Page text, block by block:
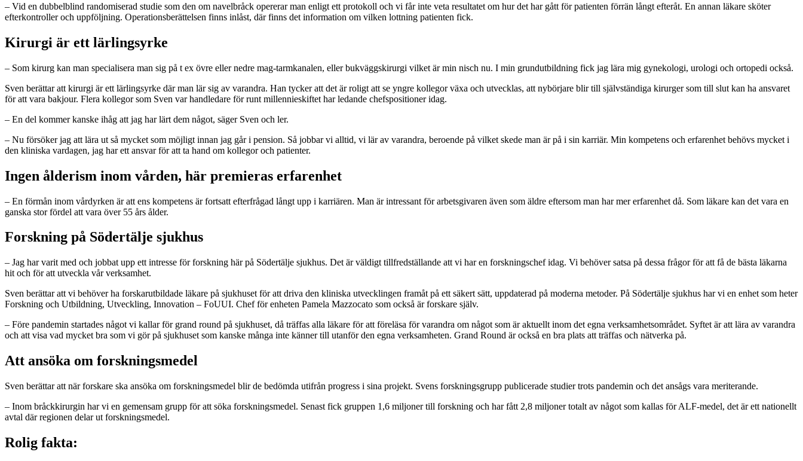
– Vid en dubbelblind randomiserad studie som den om navelbråck opererar man enligt ett protokoll och vi får inte veta resultatet om hur det har gått för patienten förrän långt efteråt. En annan läkare sköter
efterkontroller och uppföljning. Operationsberättelsen finns inlåst, där finns det information om vilken lottning patienten fick.
Kirurgi är ett lärlingsyrke
– Som kirurg kan man specialisera man sig på t ex övre eller nedre mag-tarmkanalen, eller bukväggskirurgi vilket är min nisch nu. I min grundutbildning fick jag lära mig gynekologi, urologi och ortopedi också.
Sven berättar att kirurgi är ett lärlingsyrke där man lär sig av varandra. Han tycker att det är roligt att se yngre kollegor växa och utvecklas, att nybörjare blir till självständiga kirurger som till slut kan ha ansvaret
för att vara bakjour. Flera kollegor som Sven var handledare för runt millennieskiftet har ledande chefspositioner idag.
– En del kommer kanske ihåg att jag har lärt dem något, säger Sven och ler.
– Nu försöker jag att lära ut så mycket som möjligt innan jag går i pension. Så jobbar vi alltid, vi lär av varandra, beroende på vilket skede man är på i sin karriär. Min kompetens och erfarenhet behövs mycket i
den kliniska vardagen, jag har ett ansvar för att ta hand om kollegor och patienter.
Ingen ålderism inom vården, här premieras erfarenhet
– En förmån inom vårdyrken är att ens kompetens är fortsatt efterfrågad långt upp i karriären. Man är intressant för arbetsgivaren även som äldre eftersom man har mer erfarenhet då. Som läkare kan det vara en
ganska stor fördel att vara över 55 års ålder.
Forskning på Södertälje sjukhus
– Jag har varit med och jobbat upp ett intresse för forskning här på Södertälje sjukhus. Det är väldigt tillfredställande att vi har en forskningschef idag. Vi behöver satsa på dessa frågor för att få de bästa läkarna
hit och för att utveckla vår verksamhet.
Sven berättar att vi behöver ha forskarutbildade läkare på sjukhuset för att driva den kliniska utvecklingen framåt på ett säkert sätt, uppdaterad på moderna metoder. På Södertälje sjukhus har vi en enhet som heter
Forskning och Utbildning, Utveckling, Innovation – FoUUI. Chef för enheten Pamela Mazzocato som också är forskare själv.
– Före pandemin startades något vi kallar för grand round på sjukhuset, då träffas alla läkare för att föreläsa för varandra om något som är aktuellt inom det egna verksamhetsområdet. Syftet är att lära av varandra
och att visa vad mycket bra som vi gör på sjukhuset som kanske många inte känner till utanför den egna verksamheten. Grand Round är också en bra plats att träffas och nätverka på.
Att ansöka om forskningsmedel
Sven berättar att när forskare ska ansöka om forskningsmedel blir de bedömda utifrån progress i sina projekt. Svens forskningsgrupp publicerade studier trots pandemin och det ansågs vara meriterande.
– Inom bråckkirurgin har vi en gemensam grupp för att söka forskningsmedel. Senast fick gruppen 1,6 miljoner till forskning och har fått 2,8 miljoner totalt av något som kallas för ALF-medel, det är ett nationellt
avtal där regionen delar ut forskningsmedel.
Rolig fakta: